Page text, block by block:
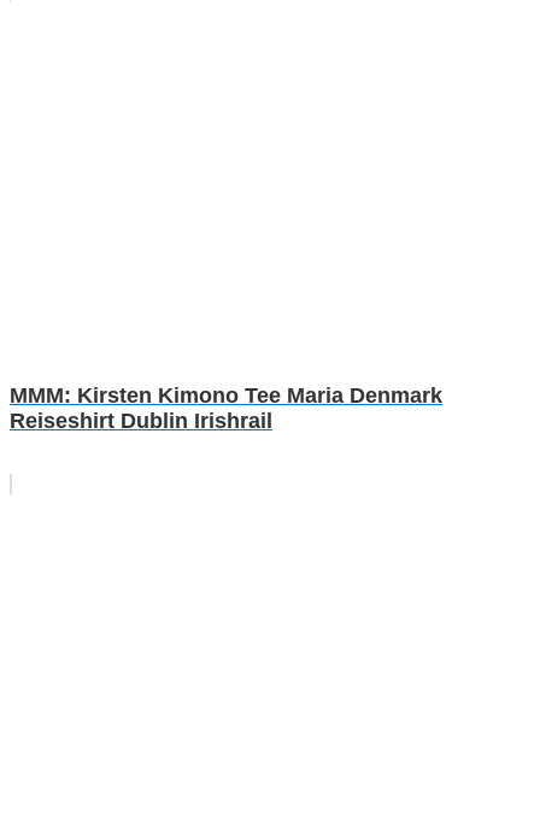
MMM: Kirsten Kimono Tee Maria Denmark
Reiseshirt Dublin Irishrail